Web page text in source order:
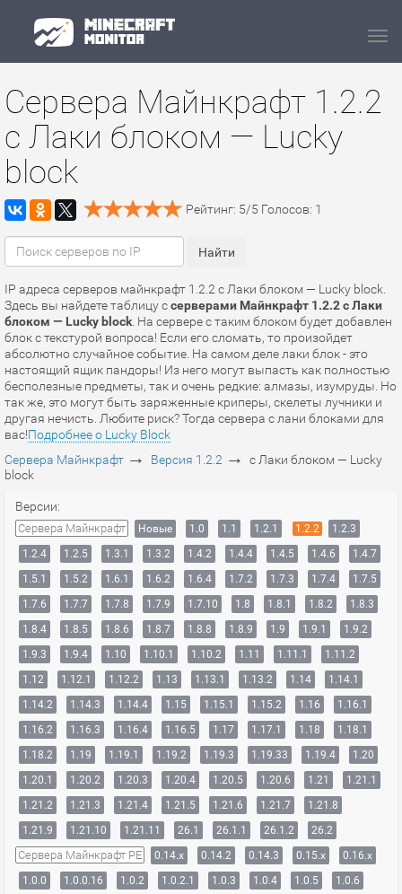
Сервера Майнкрафт 1.2.2
с Лаки блоком — Lucky
block
Рейтинг: 5/5 Голосов: 1
IP адреса серверов майнкрафт 1.2.2 с Лаки блоком — Lucky block.
Здесь вы найдете таблицу ссерверами Майнкрафт 1.2.2 с Лаки
блоком — Lucky block . На сервере с таким блоком будет добавлен
блок с текстурой вопроса! Если его сломать, то произойдет
абсолютно случайное событие. На самом деле лаки блок - это
настоящий ящик пандоры! Из него могут выпасть как полностью
бесполезные предметы, так и очень редкие: алмазы, изумруды. Но
так же, это могут быть заряженные криперы, скелеты лучники и
другая нечисть. Любите риск? Тогда сервера с лани блоками для
вас!Подробнее о Lucky Block
Сервера Майнкрафт → Версия 1.2.2 →
с Лаки блоком — Lucky
block
Версии:
Сервера Майнкрафт Новые 1.0 1.1 1.2.1 1.2.2
1.2.3
1.2.4
1.2.5 1.3.1 1.3.2 1.4.2 1.4.4 1.4.5 1.4.6
1.4.7
1.5.1
1.5.2 1.6.1 1.6.2 1.6.4 1.7.2 1.7.3 1.7.4
1.7.5
1.7.6
1.7.7 1.7.8 1.7.9 1.7.10 1.8 1.8.1 1.8.2
1.8.3
1.8.4
1.8.5 1.8.6 1.8.7 1.8.8 1.8.9 1.9 1.9.1
1.9.2
1.9.3
1.9.4 1.10 1.10.1 1.10.2 1.11 1.11.1
1.11.2
1.12
1.12.1 1.12.2 1.13 1.13.1 1.13.2 1.14
1.14.1
1.14.2
1.14.3 1.14.4 1.15 1.15.1 1.15.2 1.16
1.16.1
1.16.2
1.16.3 1.16.4 1.16.5 1.17 1.17.1 1.18
1.18.1
1.18.2
1.19 1.19.1 1.19.2 1.19.3 1.19.33 1.19.4
1.20
1.20.1
1.20.2 1.20.3 1.20.4 1.20.5 1.20.6 1.21
1.21.1
1.21.2
1.21.3 1.21.4 1.21.5 1.21.6 1.21.7
1.21.8
1.21.9
1.21.10 1.21.11 26.1 26.1.1 26.1.2 26.2
Сервера Майнкрафт PE 0.14.x 0.14.2 0.14.3 0.15.x
0.16.x
1.0.0
1.0.0.16 1.0.2 1.0.2.1 1.0.3 1.0.4 1.0.5
1.0.6